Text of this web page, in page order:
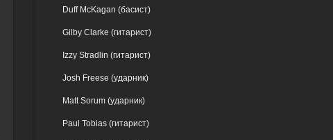
Duff McKagan (басист)
Gilby Clarke (гитарист)
Izzy Stradlin (гитарист)
Josh Freese (ударник)
Matt Sorum (ударник)
Paul Tobias (гитарист)